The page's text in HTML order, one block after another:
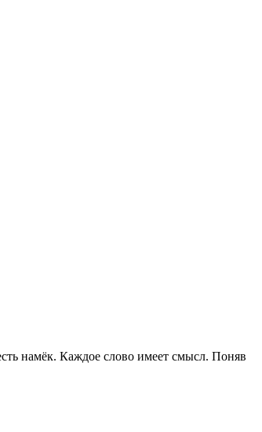
намёк. Каждое слово имеет смысл. Поняв